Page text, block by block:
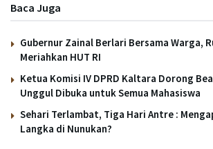
Baca Juga
Gubernur Zainal Berlari Bersama Warga,
Meriahkan HUT RI
Ketua Komisi IV DPRD Kaltara Dorong
Unggul Dibuka untuk Semua Mahasiswa
Sehari Terlambat, Tiga Hari Antre :
Langka di Nunukan?